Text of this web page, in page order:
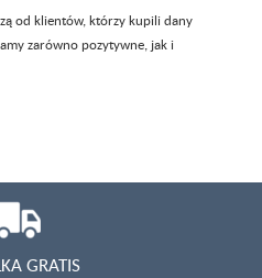
od klientów, którzy kupili dany
zarówno pozytywne, jak i
GRATIS